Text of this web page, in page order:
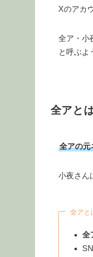
Xのアカ
全ア・小
と呼ぶよ
全アと
全アの元
小夜さん
全アと
全